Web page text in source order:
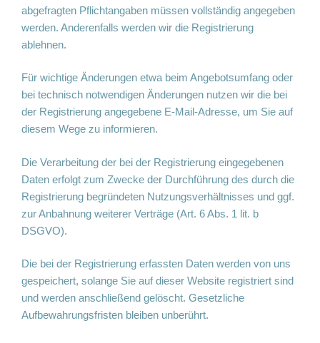
abgefragten Pflichtangaben müssen vollständig angegeben
werden. Anderenfalls werden wir die Registrierung
ablehnen.
Für wichtige Änderungen etwa beim Angebotsumfang oder
bei technisch notwendigen Änderungen nutzen wir die bei
der Registrierung angegebene E-Mail-Adresse, um Sie auf
diesem Wege zu informieren.
Die Verarbeitung der bei der Registrierung eingegebenen
Daten erfolgt zum Zwecke der Durchführung des durch die
Registrierung begründeten Nutzungsverhältnisses und ggf.
zur Anbahnung weiterer Verträge (Art. 6 Abs. 1 lit. b
DSGVO).
Die bei der Registrierung erfassten Daten werden von uns
gespeichert, solange Sie auf dieser Website registriert sind
und werden anschließend gelöscht. Gesetzliche
Aufbewahrungsfristen bleiben unberührt.